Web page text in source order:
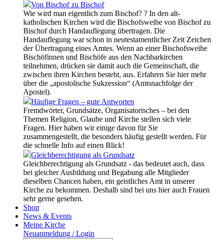
Von Bischof zu Bischof
Wie wird man eigentlich zum Bischof? ? In den alt-
katholischen Kirchen wird die Bischofsweihe von Bischof zu
Bischof durch Handauflegung übertragen. Die
Handauflegung war schon in neutestamentlicher Zeit Zeichen
der Übertragung eines Amtes. Wenn an einer Bischofsweihe
Bischöfinnen und Bischöfe aus den Nachbarkirchen
teilnehmen, drücken sie damit auch die Gemeinschaft, die
zwischen ihren Kirchen besteht, aus. Erfahren Sie hier mehr
über die „apostolische Sukzession“ (Amtsnachfolge der
Apostel).
Häufige Fragen – gute Antworten
Fremdwörter, Grundsätze, Organisatorisches – bei den
Themen Religion, Glaube und Kirche stellen sich viele
Fragen. Hier haben wir einige davon für Sie
zusammengestellt, die besonders häufig gestellt werden. Für
die schnelle Info auf einen Blick!
Gleichberechtigung als Grundsatz
Gleichberechtigung als Grundsatz - das bedeutet auch, dass
bei gleicher Ausbildung und Begabung alle Mitglieder
dieselben Chancen haben, ein geistliches Amt in unserer
Kirche zu bekommen. Deshalb sind bei uns hier auch Frauen
sehr gerne gesehen.
Shop
News & Events
Meine Kirche
Neuanmeldung / Login